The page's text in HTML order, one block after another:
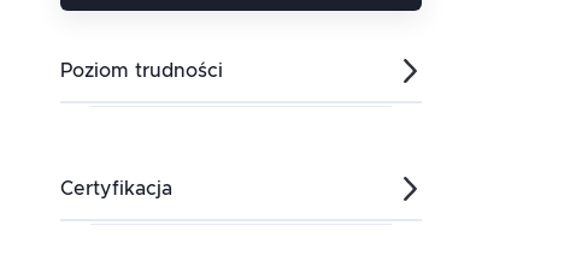
Poziom trudności
Certyfikacja